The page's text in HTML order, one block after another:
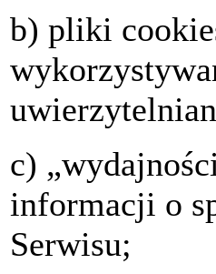
b) pliki
c)
informacji o
Serwisu;